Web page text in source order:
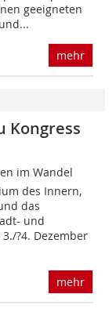
geeigneten
mehr
Kongress
im Wandel
des Innern,
das
und
?4. Dezember
mehr